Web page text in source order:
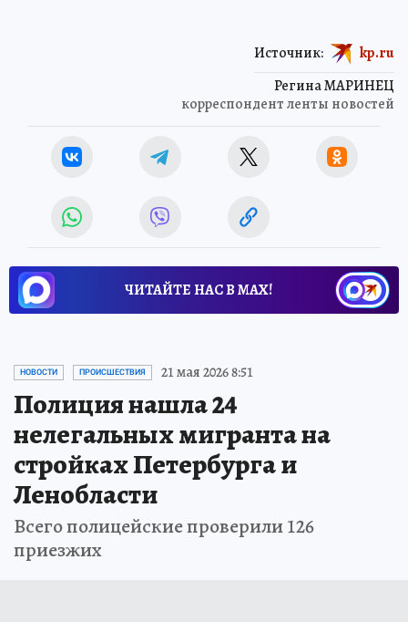
Регина МАРИНЕЦ
корреспондент ленты новостей
Источник: kp.ru
ЧИТАЙТЕ НАС В МАХ!
НОВОСТИ ПРОИСШЕСТВИЯ 21 мая 2026 8:51
Полиция нашла 24
нелегальных мигранта на
стройках Петербурга и
Ленобласти
Всего полицейские проверили 126
приезжих